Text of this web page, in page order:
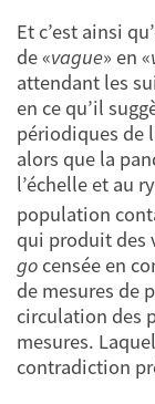
Et c’est ainsi
de «vague» en «
attendant les
en ce qu’il
périodiques de
alors que la
l’échelle et au
population
qui produit des
go censée en
de mesures de
circulation des
mesures.
contradiction